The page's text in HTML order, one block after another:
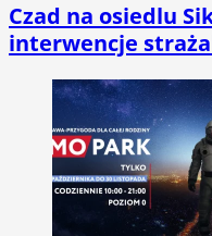
Czad na osiedlu
interwencje